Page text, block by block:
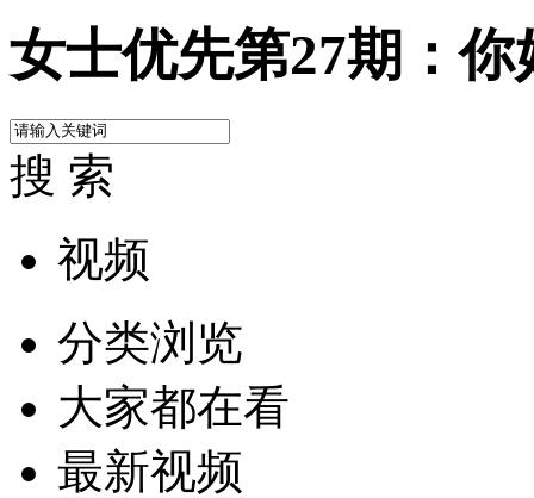
女士优先第27期：
搜 索
视频
分类浏览
大家都在看
最新视频